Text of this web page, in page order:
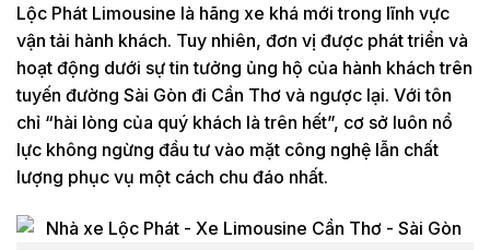
Lộc Phát Limousine là hãng xe khá mới trong lĩnh vực
vận tải hành khách. Tuy nhiên, đơn vị được phát triển và
hoạt động dưới sự tin tưởng ủng hộ của hành khách trên
tuyến đường Sài Gòn đi Cần Thơ và ngược lại. Với tôn
chỉ “hài lòng của quý khách là trên hết”, cơ sở luôn nổ
lực không ngừng đầu tư vào mặt công nghệ lẫn chất
lượng phục vụ một cách chu đáo nhất.